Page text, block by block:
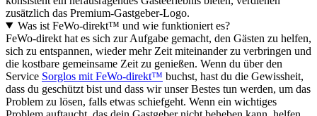
zusätzlich das Premium-Gastgeber-Logo.
Was ist FeWo-direkt™ und wie funktioniert es?
FeWo-direkt hat es sich zur Aufgabe gemacht, den Gästen zu helfen,
sich zu entspannen, wieder mehr Zeit miteinander zu verbringen und
die kostbare gemeinsame Zeit zu genießen. Wenn du über den
Service Sorglos mit FeWo-direkt™ buchst, hast du die Gewissheit,
dass du geschützt bist und dass wir unser Bestes tun werden, um das
Problem zu lösen, falls etwas schiefgeht. Wenn ein wichtiges